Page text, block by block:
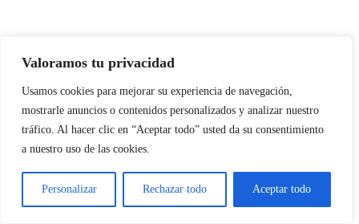
Valoramos tu privacidad
Usamos cookies para mejorar su experiencia de navegación,
mostrarle anuncios o contenidos personalizados y analizar nuestro
tráfico. Al hacer clic en “Aceptar todo” usted da su consentimiento
a nuestro uso de las cookies.
Personalizar Rechazar todo Aceptar todo